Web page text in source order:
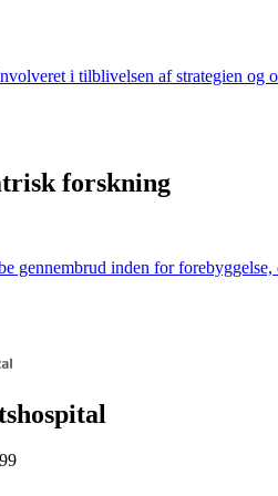
i tilblivelsen af strategien og
forskning
gennembrud inden for